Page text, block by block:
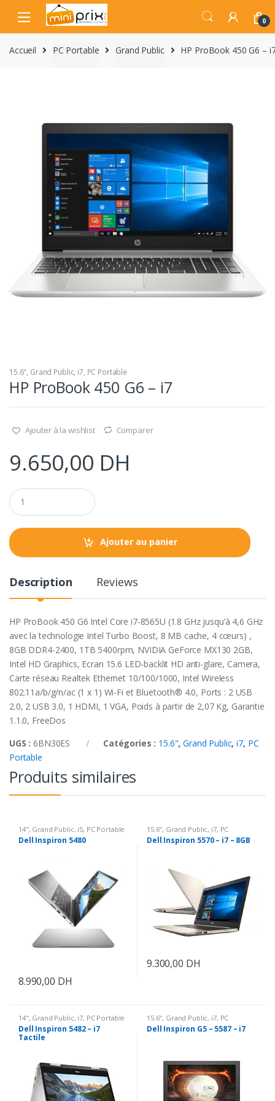
navigation
content
0
Accueil PC Portable Grand Public HP ProBook 450 G6 –
15.6", Grand Public, i7, PC Portable
HP ProBook 450 G6 – i7
Ajouter à la wishlist Comparer
9.650,00 DH
Q
u
a
t
i
Ajouter au panier
Description Reviews
HP ProBook 450 G6 Intel Core i7-8565U (1.8 GHz jusqu’à 4,6 GHz
avec la technologie Intel Turbo Boost, 8 MB cache, 4 cœurs) ,
8GB DDR4-2400, 1TB 5400rpm, NVIDIA GeForce MX130 2GB,
Intel HD Graphics, Ecran 15.6 LED-backlit HD anti-glare, Camera,
Carte réseau Realtek Ethernet 10/100/1000, Intel Wireless
802.11a/b/g/n/ac (1 x 1) Wi-Fi et Bluetooth® 4.0, Ports : 2 USB
2.0, 2 USB 3.0, 1 HDMI, 1 VGA, Poids à partir de 2,07 Kg, Garantie
1.1.0, FreeDos
UGS : 6BN30ES Catégories : 15.6",Grand Public,i7, PC
Portable
Produits similaires
14", Grand Public, i5, PC Portable
Dell Inspiron 5480
8.990,00 DH
15.6", Grand Public, i7, PC
Portable
Dell Inspiron 5570 – i7 – 8GB
9.300,00 DH
14", Grand Public, i7, PC Portable
Dell Inspiron 5482 – i7
Tactile
15.6", Grand Public, i7, PC
Portable
Dell Inspiron G5 – 5587 – i7